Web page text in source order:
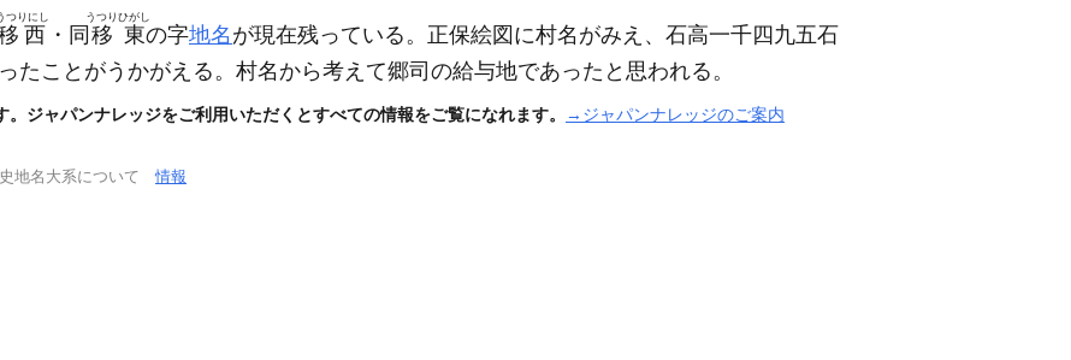
西
つりにし
・同 移東
うつりひがし
の字地名 が現在残っている。正保絵図に村名がみえ、石高一千四九五石
たことがうかがえる。村名から考えて郷司の給与地であったと思われる。
ジャパンナレッジをご利用いただくとすべての情報をご覧になれます。 →ジャパンナレッジのご案内
史地名大系について情報